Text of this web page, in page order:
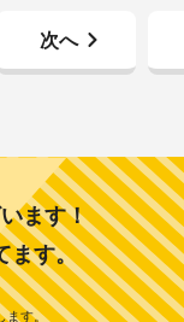
次へ
ます！
ます。
ます。